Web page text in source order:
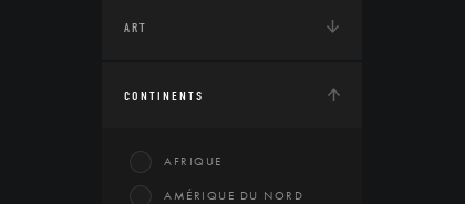
ART
CONTINENTS
AFRIQUE
AMÉRIQUE DU NORD